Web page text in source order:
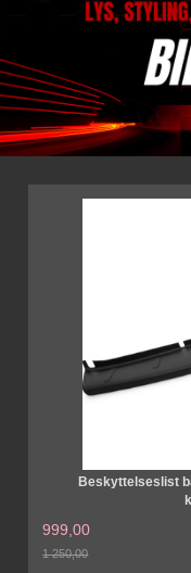
Beskyttelseslist
999,00
1 250,00